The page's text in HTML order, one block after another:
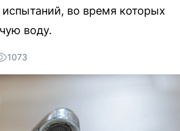
испытаний, во время которых
воду.
1073